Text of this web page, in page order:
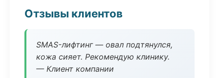
Отзывы клиентов
SMAS-лифтинг — овал подтянулся,
кожа сияет. Рекомендую клинику.
— Клиент компании